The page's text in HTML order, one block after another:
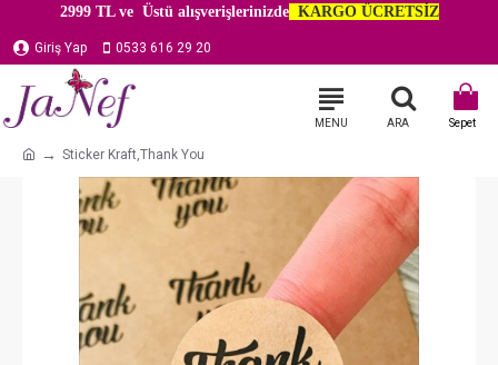
2999 TL ve Üstü alışverişlerinizdeKARGO ÜCRETSİZ
Giriş Yap 0533 616 29 20
Sticker Kraft,Thank You